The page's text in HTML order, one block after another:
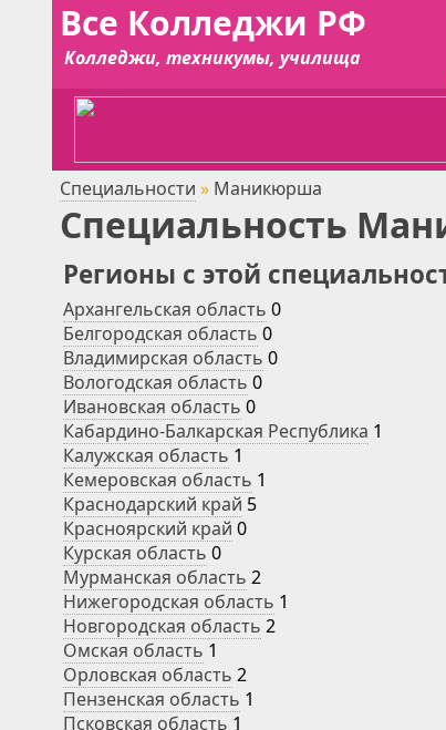
Все Колледжи РФ
Колледжи, техникумы, училища
Специальности » Маникюрша
Специальность
Регионы с этой
Архангельская область 0
Белгородская область 0
Владимирская область 0
Вологодская область 0
Ивановская область 0
Кабардино-Балкарская Республика 1
Калужская область 1
Кемеровская область 1
Краснодарский край 5
Красноярский край 0
Курская область 0
Мурманская область 2
Нижегородская область 1
Новгородская область 2
Омская область 1
Орловская область 2
Пензенская область 1
Псковская область 1